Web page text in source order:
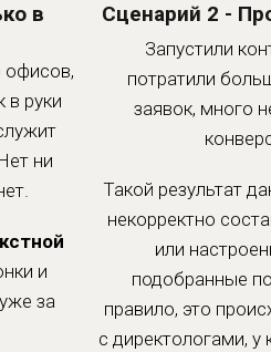
в
офисов,
в руки
ни
и
за
Сценарий 2 -
Запустили
потратили
заявок, много
Такой результат
некорректно
или
подобранные
правило, это
с директологами,